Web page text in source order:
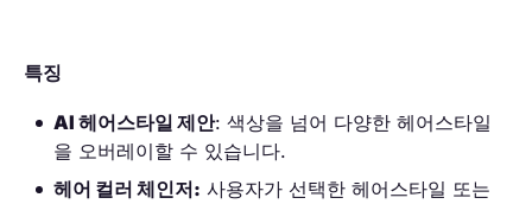
특징
AI 헤어스타일 제안: 색상을 넘어 다양한 헤어스타일
을 오버레이할 수 있습니다.
헤어 컬러 체인저: 사용자가 선택한 헤어스타일 또는